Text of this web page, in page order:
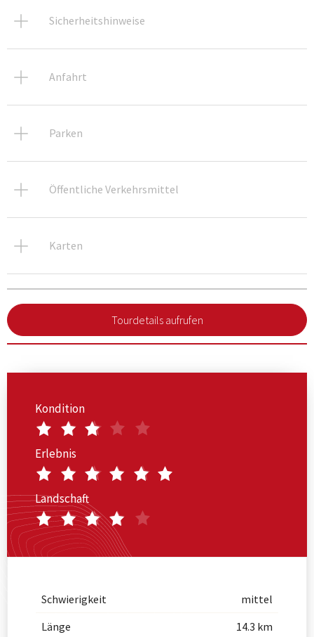
Sicherheitshinweise
Anfahrt
Parken
Öffentliche Verkehrsmittel
Karten
Tourdetails aufrufen
Kondition
Erlebnis
Landschaft
Schwierigkeit
mittel
Länge
14.3 km